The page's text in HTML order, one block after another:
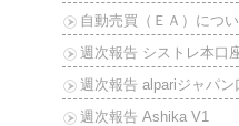
自動売買（ＥＡ）につ
週次報告 シストレ本口
週次報告 alpariジャパン
週次報告 Ashika V1